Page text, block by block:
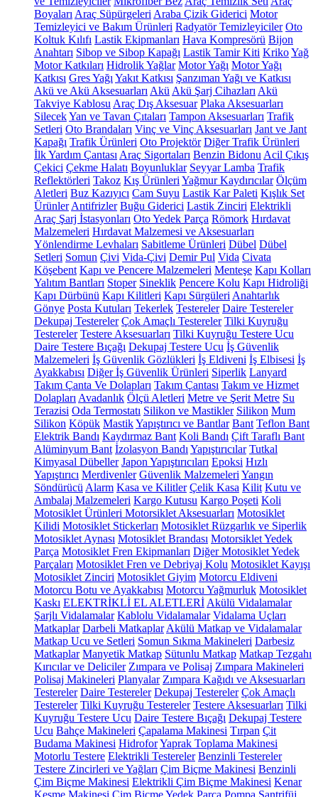
Boyaları Araç Süpürgeleri Araba Çizik Giderici Motor
Temizleyici ve Bakım Ürünleri Radyatör Temizleyiciler Oto
Koltuk Kılıfı Lastik Ekipmanları Hava Kompresörü Bijon
Anahtarı Sibop ve Sibop Kapağı Lastik Tamir Kiti KrikoYağ
Motor Katkıları Hidrolik Yağlar Motor Yağı Motor Yağı
Katkısı Gres Yağı Yakıt Katkısı Şanzıman Yağı ve Katkısı
Akü ve Akü Aksesuarları Akü Akü Şarj Cihazları Akü
Takviye Kablosu Araç Dış Aksesuar Plaka Aksesuarları
SilecekYan ve Tavan Çıtaları Tampon Aksesuarları Trafik
Setleri Oto Brandaları Vinç ve Vinç Aksesuarları Jant ve Jant
Kapağı Trafik Ürünleri Oto Projektör Diğer Trafik Ürünleri
İlk Yardım Çantası Araç Sigortaları Benzin Bidonu Acil Çıkış
Çekici Çekme Halatı Boyunluklar Seyyar Lamba Trafik
Reflektörleri Takoz Kış Ürünleri Yağmur Kaydırıcılar Ölçüm
Aletleri Buz Kazıyıcı Cam Suyu Lastik Kar Paleti Kışlık Set
Ürünler Antifrizler Buğu Giderici Lastik Zinciri Elektrikli
Araç Şarj İstasyonları Oto Yedek Parça Römork Hırdavat
Malzemeleri Hırdavat Malzemesi ve Aksesuarları
Yönlendirme Levhaları Sabitleme Ürünleri Dübel Dübel
Setleri Somun Çivi Vida-Çivi Demir Pul Vida Civata
Köşebent Kapı ve Pencere Malzemeleri Menteşe Kapı Kolları
Yalıtım Bantları Stoper Sineklik Pencere Kolu Kapı Hidroliği
Kapı Dürbünü Kapı Kilitleri Kapı Sürgüleri Anahtarlık
Gönye Posta Kutuları Tekerlek Testereler Daire Testereler
Dekupaj Testereler Çok Amaçlı Testereler Tilki Kuyruğu
Testereler Testere Aksesuarları Tilki Kuyruğu Testere Ucu
Daire Testere Bıçağı Dekupaj Testere Ucu İş Güvenlik
Malzemeleri İş Güvenlik Gözlükleri İş Eldiveni İş Elbisesi İş
Ayakkabısı Diğer İş Güvenlik Ürünleri Siperlik Lanyard
Takım Çanta Ve Dolapları Takım Çantası Takım ve Hizmet
Dolapları Avadanlık Ölçü Aletleri Metre ve Şerit Metre Su
Terazisi Oda Termostatı Silikon ve Mastikler Silikon Mum
Silikon Köpük MastikYapıştırıcı ve Bantlar Bant Teflon Bant
Elektrik Bandı Kaydırmaz Bant Koli Bandı Çift Taraflı Bant
Alüminyum Bant İzolasyon Bandı Yapıştırıcılar Tutkal
Kimyasal Dübeller Japon Yapıştırıcıları Epoksi Hızlı
Yapıştırıcı Merdivenler Güvenlik Malzemeleri Yangın
Söndürücü Alarm Kasa ve Kilitler Çelik Kasa Kilit Kutu ve
Ambalaj Malzemeleri Kargo Kutusu Kargo Poşeti Koli
Motosiklet Ürünleri Motorsiklet Aksesuarları Motosiklet
Kilidi Motosiklet Stickerları Motosiklet Rüzgarlık ve Siperlik
Motosiklet Aynası Motosiklet Brandası Motorsiklet Yedek
Parça Motosiklet Fren Ekipmanları Diğer Motosiklet Yedek
Parçaları Motosiklet Fren ve Debriyaj Kolu Motosiklet Kayışı
Motosiklet Zinciri Motosiklet Giyim Motorcu Eldiveni
Motorcu Botu ve Ayakkabısı Motorcu Yağmurluk Motosiklet
Kaskı ELEKTRİKLİ EL ALETLERİ Akülü Vidalamalar
Şarjlı Vidalamalar Kablolu Vidalamalar Vidalama Uçları
Matkaplar Darbeli Matkaplar Akülü Matkap ve Vidalamalar
Matkap Ucu ve Setleri Somun Sıkma Makineleri Darbesiz
Matkaplar Manyetik Matkap Sütunlu Matkap Matkap Tezgahı
Kırıcılar ve Deliciler Zımpara ve Polisaj Zımpara Makineleri
Polisaj Makineleri Planyalar Zımpara Kağıdı ve Aksesuarları
Testereler Daire Testereler Dekupaj Testereler Çok Amaçlı
Testereler Tilki Kuyruğu Testereler Testere Aksesuarları Tilki
Kuyruğu Testere Ucu Daire Testere Bıçağı Dekupaj Testere
Ucu Bahçe Makineleri Çapalama Makinesi Tırpan Çit
Budama Makinesi HidroforYaprak Toplama Makinesi
Motorlu Testere Elektrikli Testereler Benzinli Testereler
Testere Zincirleri ve Yağları Çim Biçme Makinesi Benzinli
Çim Biçme Makinesi Elektrikli Çim Biçme Makinesi Kenar
Kesme Makinesi Çim Biçme Yedek Parça Pompa Santrifüj